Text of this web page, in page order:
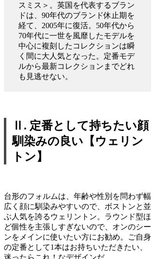
スミス＞。英国を代表するブラン
ドは、90年代のブランド休止期を
経て、2005年に復活。50年代から
70年代に一世を風靡したモデルを
中心に複刻したコレクションは瞬
く間に大人気となった。定番モデ
ルから最新コレクションまでどれ
も見逃せない。
Ⅱ. 定番として持ちたい顔
馴染みの良い【ウェリン
トン】
台形のフォルムは、年齢や性別を問わず幅
広く顔に馴染みやすいので、ボストンと並
ぶ人気を誇るウェリントン。ラウンド型ほ
ど個性を主張しすぎないので、オンのシー
ンをメインに使いたい方にお勧め。ご自身
の定番として1本はお持ちいただきたい、
迷ったらこれ！なデザインだ。